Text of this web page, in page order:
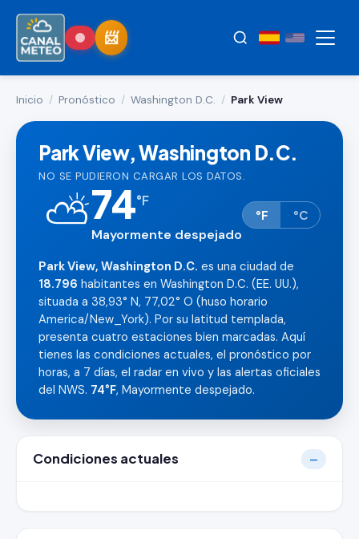
Inicio / Pronóstico / Washington D.C. / Park View
Park View, Washington D.C.
NO SE PUDIERON CARGAR LOS DATOS.
⛅74°F
Mayormente despejado
°F °C
Park View, Washington D.C. es una ciudad de
18.796 habitantes en Washington D.C. (EE. UU.),
situada a 38,93° N, 77,02° O (huso horario
America/New_York). Por su latitud templada,
presenta cuatro estaciones bien marcadas. Aquí
tienes las condiciones actuales, el pronóstico por
horas, a 7 días, el radar en vivo y las alertas oficiales
del NWS. 74°F, Mayormente despejado.
Condiciones actuales —